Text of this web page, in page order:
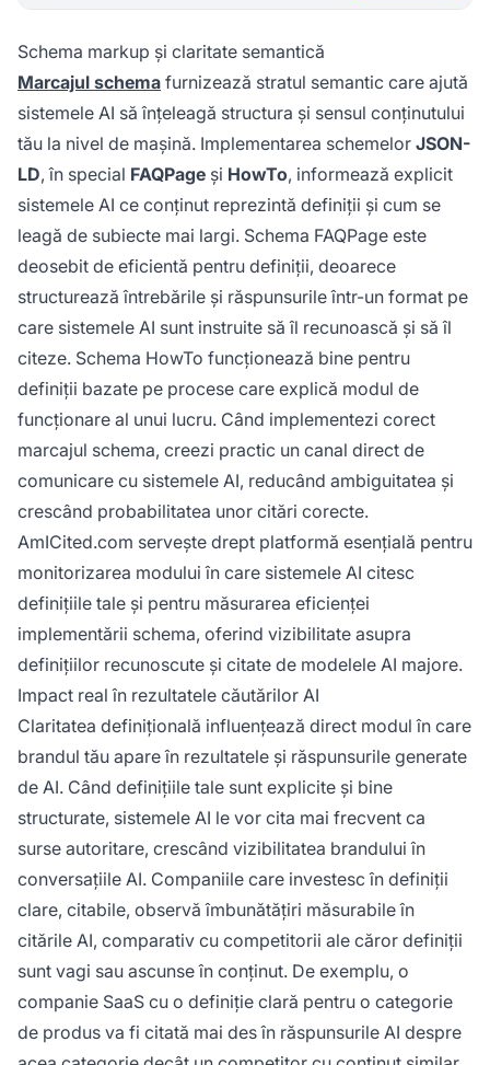
Schema markup și claritate semantică
Marcajul schema furnizează stratul semantic care ajută
sistemele AI să înțeleagă structura și sensul conținutului
tău la nivel de mașină. Implementarea schemelor JSON-
LD, în special FAQPage și HowTo, informează explicit
sistemele AI ce conținut reprezintă definiții și cum se
leagă de subiecte mai largi. Schema FAQPage este
deosebit de eficientă pentru definiții, deoarece
structurează întrebările și răspunsurile într-un format pe
care sistemele AI sunt instruite să îl recunoască și să îl
citeze. Schema HowTo funcționează bine pentru
definiții bazate pe procese care explică modul de
funcționare al unui lucru. Când implementezi corect
marcajul schema, creezi practic un canal direct de
comunicare cu sistemele AI, reducând ambiguitatea și
crescând probabilitatea unor citări corecte.
AmICited.com servește drept platformă esențială pentru
monitorizarea modului în care sistemele AI citesc
definițiile tale și pentru măsurarea eficienței
implementării schema, oferind vizibilitate asupra
definițiilor recunoscute și citate de modelele AI majore.
Impact real în rezultatele căutărilor AI
Claritatea definițională influențează direct modul în care
brandul tău apare în rezultatele și răspunsurile generate
de AI. Când definițiile tale sunt explicite și bine
structurate, sistemele AI le vor cita mai frecvent ca
surse autoritare, crescând vizibilitatea brandului în
conversațiile AI. Companiile care investesc în definiții
clare, citabile, observă îmbunătățiri măsurabile în
citările AI, comparativ cu competitorii ale căror definiții
sunt vagi sau ascunse în conținut. De exemplu, o
companie SaaS cu o definiție clară pentru o categorie
de produs va fi citată mai des în răspunsurile AI despre